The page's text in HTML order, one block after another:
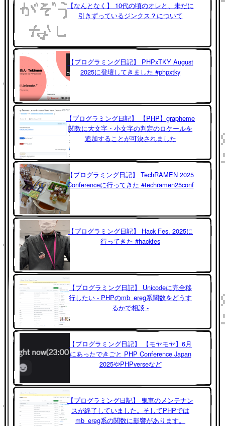
【なんとなく】 10代の頃のオレと、未だに
引きずっているジンクス？について
【プログラミング日記】 PHPxTKY August
2025に登壇してきました #phpxtky
【プログラミング日記】 【PHP】grapheme
関数に大文字・小文字の判定のロケールを
追加することが可決されました
【プログラミング日記】 TechRAMEN 2025
Conferenceに行ってきた #techramen25conf
【プログラミング日記】 Hack Fes. 2025に
行ってきた #hackfes
【プログラミング日記】 Unicodeに完全移
行したい - PHPのmb_ereg系関数をどうす
るかで相談 -
【プログラミング日記】 【モヤモヤ】6月
にあったできごと PHP Conference Japan
2025やPHPverseなど
【プログラミング日記】 鬼車のメンテナン
スが終了していました。そしてPHPでは
mb_ereg系の関数に影響があります。